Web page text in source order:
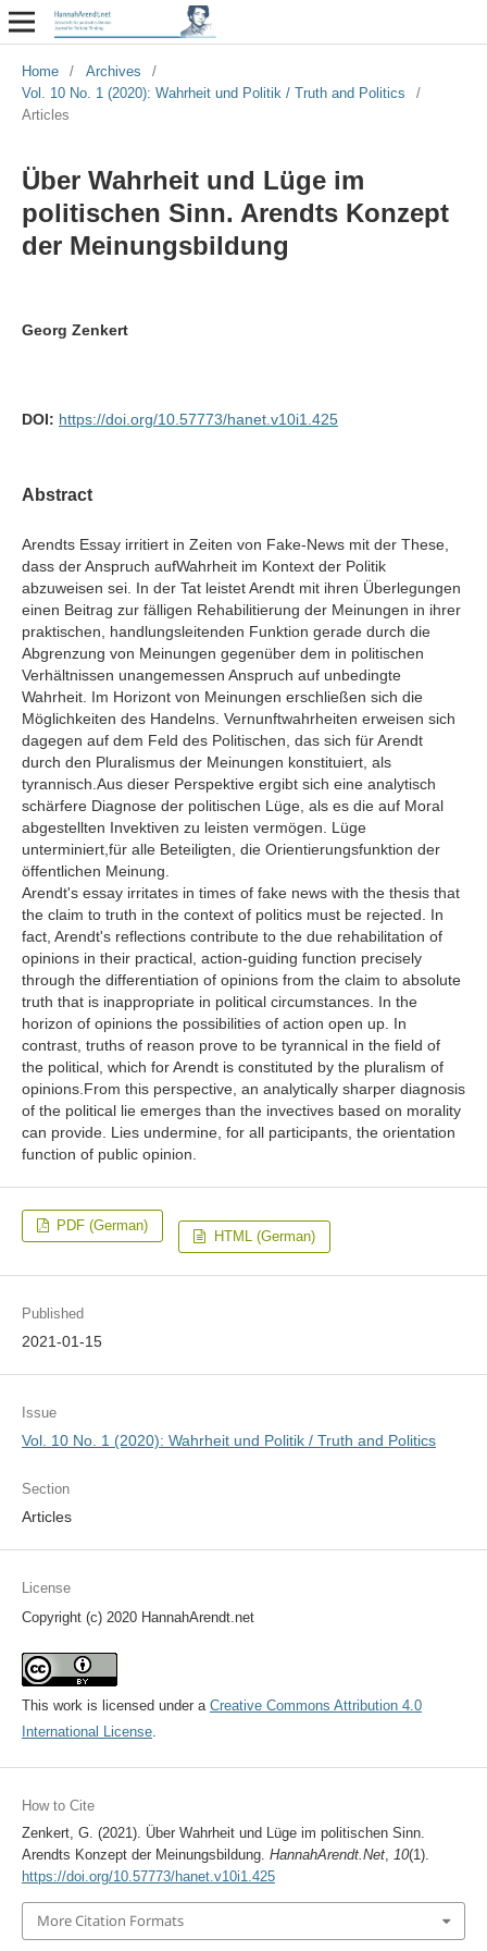
Home / Archives
/
Vol. 10 No. 1 (2020): Wahrheit und Politik / Truth and Politics
/
Articles
Über Wahrheit und Lüge im
politischen Sinn. Arendts Konzept
der Meinungsbildung
Georg Zenkert
DOI: https://doi.org/10.57773/hanet.v10i1.425
Abstract
Arendts Essay irritiert in Zeiten von Fake-News mit der These,
dass der Anspruch aufWahrheit im Kontext der Politik
abzuweisen sei. In der Tat leistet Arendt mit ihren Überlegungen
einen Beitrag zur fälligen Rehabilitierung der Meinungen in ihrer
praktischen, handlungsleitenden Funktion gerade durch die
Abgrenzung von Meinungen gegenüber dem in politischen
Verhältnissen unangemessen Anspruch auf unbedingte
Wahrheit. Im Horizont von Meinungen erschließen sich die
Möglichkeiten des Handelns. Vernunftwahrheiten erweisen sich
dagegen auf dem Feld des Politischen, das sich für Arendt
durch den Pluralismus der Meinungen konstituiert, als
tyrannisch.Aus dieser Perspektive ergibt sich eine analytisch
schärfere Diagnose der politischen Lüge, als es die auf Moral
abgestellten Invektiven zu leisten vermögen. Lüge
unterminiert,für alle Beteiligten, die Orientierungsfunktion der
öffentlichen Meinung.
Arendt's essay irritates in times of fake news with the thesis that
the claim to truth in the context of politics must be rejected. In
fact, Arendt's reflections contribute to the due rehabilitation of
opinions in their practical, action-guiding function precisely
through the differentiation of opinions from the claim to absolute
truth that is inappropriate in political circumstances. In the
horizon of opinions the possibilities of action open up. In
contrast, truths of reason prove to be tyrannical in the field of
the political, which for Arendt is constituted by the pluralism of
opinions.From this perspective, an analytically sharper diagnosis
of the political lie emerges than the invectives based on morality
can provide. Lies undermine, for all participants, the orientation
function of public opinion.
PDF (German)
HTML (German)
Published
2021-01-15
Issue
Vol. 10 No. 1 (2020): Wahrheit und Politik / Truth and Politics
Section
Articles
License
Copyright (c) 2020 HannahArendt.net
This work is licensed under a Creative Commons Attribution 4.0
International License.
How to Cite
Zenkert, G. (2021). Über Wahrheit und Lüge im politischen Sinn.
Arendts Konzept der Meinungsbildung. HannahArendt.Net, 10(1).
https://doi.org/10.57773/hanet.v10i1.425
More Citation Formats